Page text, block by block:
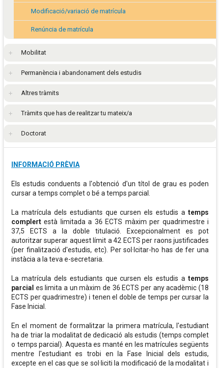
Modificació/variació de matrícula
Renúncia de matrícula
Mobilitat
Permanència i abandonament dels estudis
Altres tràmits
Tràmits que has de realitzar tu mateix/a
Doctorat
INFORMACIÓ PRÈVIA
Els estudis conduents a l'obtenció d'un títol de grau es poden
cursar a temps complet o bé a temps parcial.
La matrícula dels estudiants que cursen els estudis a temps
complert està limitada a 36 ECTS màxim per quadrimestre i
37,5 ECTS a la doble titulació. Excepcionalment es pot
autoritzar superar aquest límit a 42 ECTS per raons justificades
(per finalització d'estudis, etc). Per sol·lcitar-ho has de fer una
instàcia a la teva e-secretaria.
La matrícula dels estudiants que cursen els estudis a temps
parcial es limita a un màxim de 36 ECTS per any acadèmic (18
ECTS per quadrimestre) i tenen el doble de temps per cursar la
Fase Inicial.
En el moment de formalitzar la primera matrícula, l'estudiant
ha de triar la modalitat de dedicació als estudis (temps complet
o temps parcial). Aquesta es manté en les matrícules següents
mentre l'estudiant es trobi en la Fase Inicial dels estudis,
excepte en el cas que se sol·liciti la modificació de la modalitat i